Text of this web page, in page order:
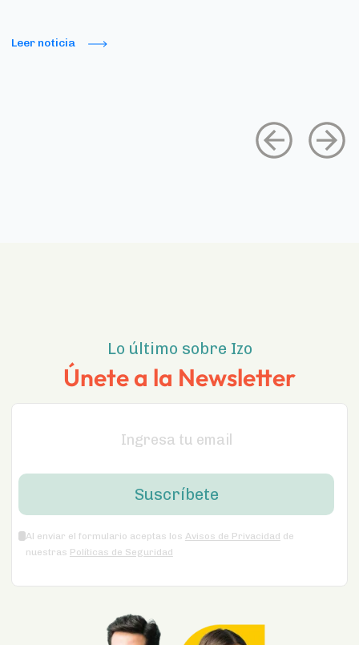
Leer noticia
Lo último sobre Izo
Únete a la Newsletter
Al enviar el formulario aceptas los Avisos de Privacidad de
nuestras Políticas de Seguridad